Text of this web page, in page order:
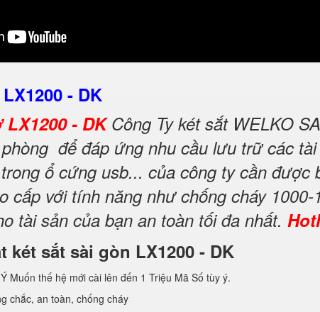
- DK
LX1200 - DKCông Ty két sắt WELKO
để đáp ứng nhu cầu lưu trữ các
ổ cứng usb... của công ty cần được
cấp với tính năng như chống cháy
tài sản của bạn an toàn tối đa nhất.
sắt sài gòn LX1200 - DK
Muốn thế hệ mới cài lên đến 1 Triệu Mã Số tùy ý.
chắc, an toàn, chống cháy